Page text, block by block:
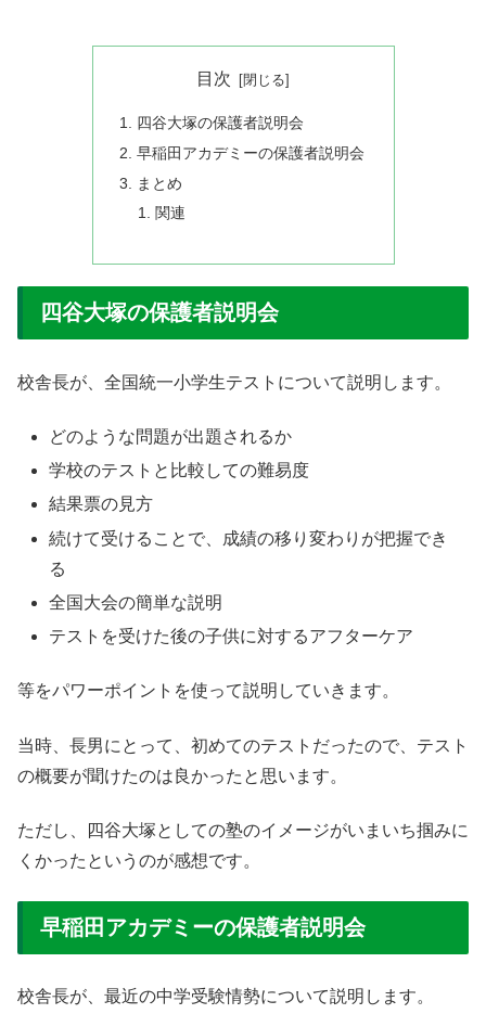
目次
四谷大塚の保護者説明会
早稲田アカデミーの保護者説明会
まとめ
関連
四谷大塚の保護者説明会
校舎長が、全国統一小学生テストについて説明します。
どのような問題が出題されるか
学校のテストと比較しての難易度
結果票の見方
続けて受けることで、成績の移り変わりが把握でき
る
全国大会の簡単な説明
テストを受けた後の子供に対するアフターケア
等をパワーポイントを使って説明していきます。
当時、長男にとって、初めてのテストだったので、テスト
の概要が聞けたのは良かったと思います。
ただし、四谷大塚としての塾のイメージがいまいち掴みに
くかったというのが感想です。
早稲田アカデミーの保護者説明会
校舎長が、最近の中学受験情勢について説明します。